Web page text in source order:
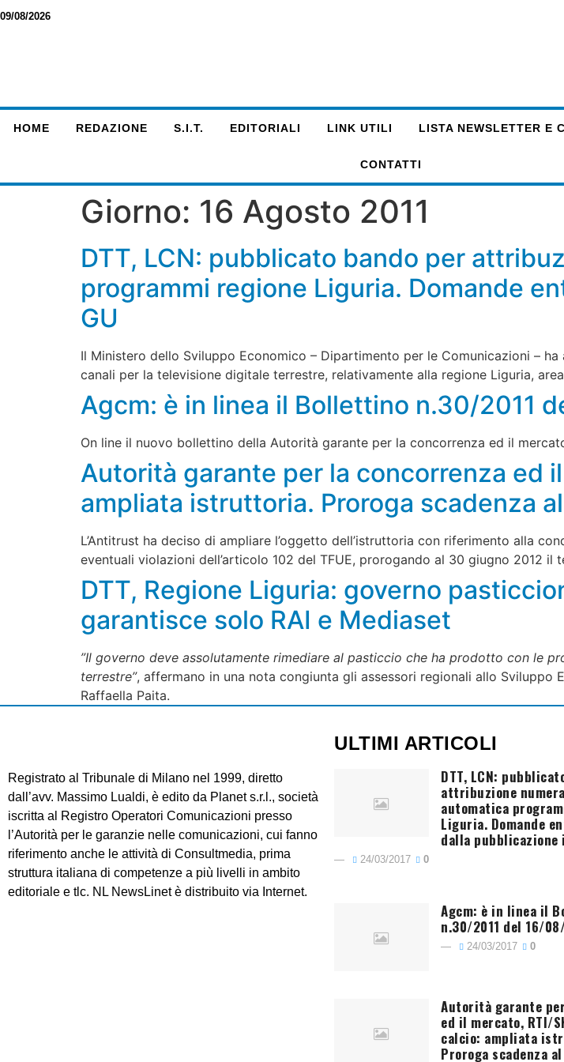
09/08/2026
HOME REDAZIONE S.I.T. EDITORIALI LINK UTILI LISTA NEWSLETTER E
CONTATTI
Giorno: 16 Agosto 2011
DTT, LCN: pubblicato bando per
programmi regione Liguria. Domande
GU
Il Ministero dello Sviluppo Economico – Dipartimento per le Comunicazioni –
canali per la televisione digitale terrestre, relativamente alla regione Liguria,
Agcm: è in linea il Bollettino n.30/2011
On line il nuovo bollettino della Autorità garante per la concorrenza ed il
Autorità garante per la concorrenza ed
ampliata istruttoria. Proroga scadenza
L’Antitrust ha deciso di ampliare l’oggetto dell’istruttoria con riferimento alla
eventuali violazioni dell’articolo 102 del TFUE, prorogando al 30 giugno 2012 il
DTT, Regione Liguria: governo
garantisce solo RAI e Mediaset
”Il governo deve assolutamente rimediare al pasticcio che ha prodotto con le
terrestre”, affermano in una nota congiunta gli assessori regionali allo
Raffaella Paita.
Registrato al Tribunale di Milano nel 1999, diretto
dall’avv. Massimo Lualdi, è edito da Planet s.r.l., società
iscritta al Registro Operatori Comunicazioni presso
l’Autorità per le garanzie nelle comunicazioni, cui fanno
riferimento anche le attività di Consultmedia, prima
struttura italiana di competenze a più livelli in ambito
editoriale e tlc. NL NewsLinet è distribuito via Internet.
ULTIMI ARTICOLI
DTT, LCN:
attribuzione
automatica
Liguria. Domande
dalla pubblicazione
24/03/2017 0
Agcm: è in linea il
n.30/2011 del 16/
24/03/2017 0
Autorità garante
ed il mercato, RTI/
calcio: ampliata
Proroga scadenza